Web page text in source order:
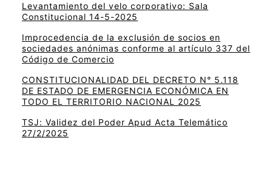
Levantamiento del velo corporativo: Sala
Constitucional 14-5-2025
Improcedencia de la exclusión de socios en
sociedades anónimas conforme al artículo 337 del
Código de Comercio
CONSTITUCIONALIDAD DEL DECRETO N° 5.118
DE ESTADO DE EMERGENCIA ECONÓMICA EN
TODO EL TERRITORIO NACIONAL 2025
TSJ: Validez del Poder Apud Acta Telemático
27/2/2025